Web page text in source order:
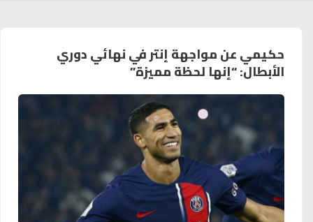
حكيمي عن مواجهة إنتر في نهائي دوري
الأبطال: “إنها لحظة مميزة”